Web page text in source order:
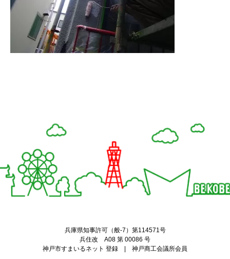
兵庫県知事許可（般-7）第114571号
兵住改 A08 第 00086 号
神戸市すまいるネット 登録 | 神戸商工会議所会員